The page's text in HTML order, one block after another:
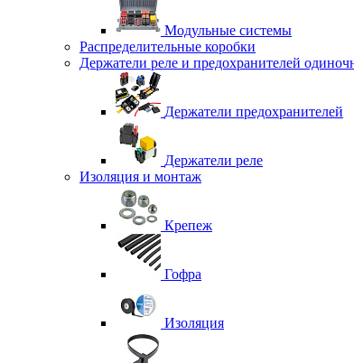
Модульные системы
Распределительные коробки
Держатели реле и предохранителей
Держатели предохранителей
Держатели реле
Изоляция и монтаж
Крепеж
Гофра
Изоляция